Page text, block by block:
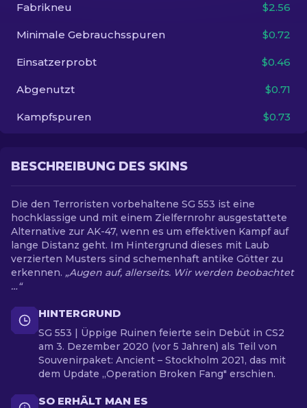
Andere
Fabrikneu $2.56
Minimale Gebrauchsspuren $0.72
Einsatzerprobt $0.46
Abgenutzt $0.71
Kampfspuren $0.73
BESCHREIBUNG DES SKINS
Die den Terroristen vorbehaltene SG 553 ist eine
hochklassige und mit einem Zielfernrohr ausgestattete
Alternative zur AK-47, wenn es um effektiven Kampf auf
lange Distanz geht. Im Hintergrund dieses mit Laub
verzierten Musters sind schemenhaft antike Götter zu
erkennen. „Augen auf, allerseits. Wir werden beobachtet
…“
HINTERGRUND
SG 553 | Üppige Ruinen feierte sein Debüt in CS2
am 3. Dezember 2020 (vor 5 Jahren) als Teil von
Souvenirpaket: Ancient – Stockholm 2021, das mit
dem Update „Operation Broken Fang" erschien.
SO ERHÄLT MAN ES